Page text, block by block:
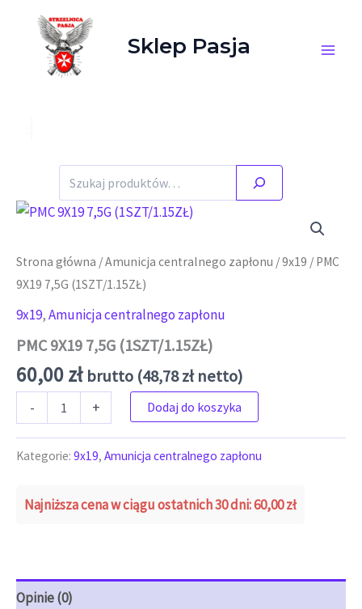
Sklep Pasja
Strona główna /Amunicja centralnego zapłonu /9x19 / PMC
9X19 7,5G (1SZT/1.15ZŁ)
9x19,Amunicja centralnego zapłonu
PMC 9X19 7,5G (1SZT/1.15ZŁ)
60,00zł brutto (48,78złnetto)
-
ilość PMC 9X19 7,5G (1SZT/1.15ZŁ)
+ Dodaj do koszyka
Kategorie: 9x19, Amunicja centralnego zapłonu
Najniższa cena w ciągu ostatnich 30 dni:60,00zł
Opinie (0)